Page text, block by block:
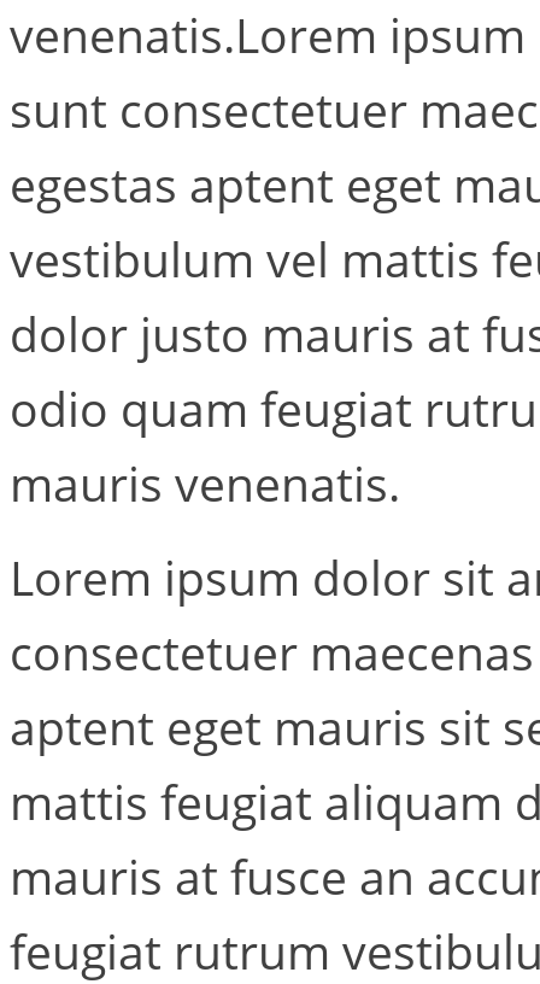
venenatis.Lorem
sunt consectetuer
egestas aptent eget
vestibulum vel mattis
dolor justo mauris at
odio quam feugiat
mauris venenatis.
Lorem ipsum dolor sit
consectetuer
aptent eget mauris sit
mattis feugiat aliquam
mauris at fusce an
feugiat rutrum